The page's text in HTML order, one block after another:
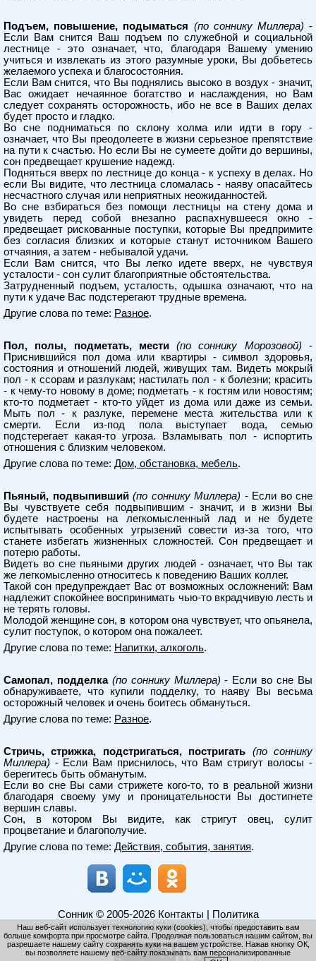
Подъем, повышение, подыматься (по соннику Миллера) -
Если Вам снится Ваш подъем по служебной и социальной
лестнице - это означает, что, благодаря Вашему умению
учиться и извлекать из этого разумные уроки, Вы добьетесь
желаемого успеха и благосостояния.
Если Вам снится, что Вы поднялись высоко в воздух - значит,
Вас ожидает нечаянное богатство и наслаждения, но Вам
следует сохранять осторожность, ибо не все в Ваших делах
будет просто и гладко.
Во сне подниматься по склону холма или идти в гору -
означает, что Вы преодолеете в жизни серьезное препятствие
на пути к счастью. Но если Вы не сумеете дойти до вершины,
сон предвещает крушение надежд.
Подняться вверх по лестнице до конца - к успеху в делах. Но
если Вы видите, что лестница сломалась - наяву опасайтесь
несчастного случая или неприятных неожиданностей.
Во сне взбираться без помощи лестницы на стену дома и
увидеть перед собой внезапно распахнувшееся окно -
предвещает рискованные поступки, которые Вы предпримите
без согласия близких и которые станут источником Вашего
отчаяния, а затем - небывалой удачи.
Если Вам снится, что Вы легко идете вверх, не чувствуя
усталости - сон сулит благоприятные обстоятельства.
Затрудненный подъем, усталость, одышка означают, что на
пути к удаче Вас подстерегают трудные времена.
Другие слова по теме: Разное.
Пол, полы, подметать, мести (по соннику Морозовой) -
Приснившийся пол дома или квартиры - символ здоровья,
состояния и отношений людей, живущих там. Видеть мокрый
пол - к ссорам и разлукам; настилать пол - к болезни; красить
- к чему-то новому в доме; подметать - к гостям или новостям;
кто-то подметает - кто-то уйдет из дома или даже из семьи.
Мыть пол - к разлуке, перемене места жительства или к
смерти. Если из-под пола выступает вода, семью
подстерегает какая-то угроза. Взламывать пол - испортить
отношения с близким человеком.
Другие слова по теме: Дом, обстановка, мебель.
Пьяный, подвыпивший (по соннику Миллера) - Если во сне
Вы чувствуете себя подвыпившим - значит, и в жизни Вы
будете настроены на легкомысленный лад и не будете
испытывать особенных угрызений совести из-за того, что
станете избегать жизненных сложностей. Сон предвещает и
потерю работы.
Видеть во сне пьяными других людей - означает, что Вы так
же легкомысленно относитесь к поведению Ваших коллег.
Такой сон предупреждает Вас от возможных осложнений: Вам
надлежит спокойнее воспринимать чью-то вкрадчивую лесть и
не терять головы.
Молодой женщине сон, в котором она чувствует, что опьянела,
сулит поступок, о котором она пожалеет.
Другие слова по теме: Напитки, алкоголь.
Самопал, подделка (по соннику Миллера) - Если во сне Вы
обнаруживаете, что купили подделку, то наяву Вы весьма
осторожный человек и очень боитесь обмануться.
Другие слова по теме: Разное.
Стричь, стрижка, подстригаться, постригать
(по соннику
Миллера) - Если Вам приснилось, что Вам стригут волосы -
берегитесь быть обманутым.
Если во сне Вы сами стрижете кого-то, то в реальной жизни
благодаря своему уму и проницательности Вы достигнете
вершин славы.
Сон, в котором Вы видите, как стригут овец, сулит
процветание и благополучие.
Другие слова по теме: Действия, события, занятия.
Сонник© 2005-2026 Контакты
Политика
конфиденциальности|Использование cookies
Наш веб-сайт использует технологию куки (cookies), чтобы предоставить вам
больше комфорта при просмотре сайта. Продолжая пользоваться нашим сайтом, вы
разрешаете нашему сайту сохранять куки на вашем устройстве. Нажав кнопку ОК,
вы позволяете нашему веб-сайту показывать вам персонализированные